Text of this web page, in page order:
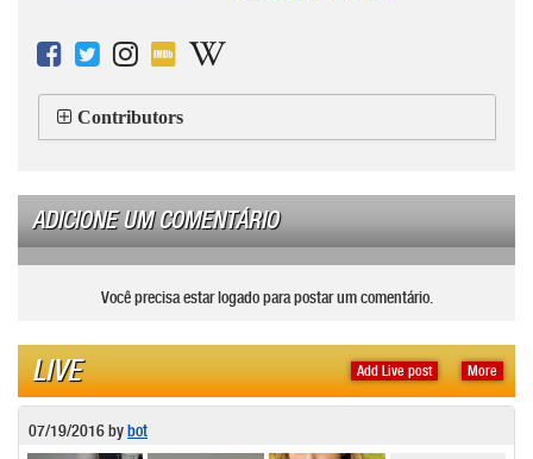
Contributors
ADICIONE UM COMENTÁRIO
Você precisa estar logado para postar um comentário.
More
Add Live post
LIVE
07/19/2016bybot